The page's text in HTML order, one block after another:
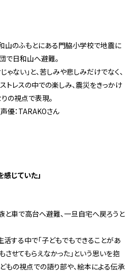
山のふもとにある門脇小学校で地震に
で日和山へ避難。
ゃない」と、苦しみや悲しみだけでなく、
レスの中での楽しみ、震災をきっかけ
の視点で表現。
優：TARAKOさん
感じていた」
と車で高台へ避難、一旦自宅へ戻ろうと
する中で「子どもでもできることがあ
させてもらえなかった」という思いを抱
もの視点での語り部や、絵本による伝承